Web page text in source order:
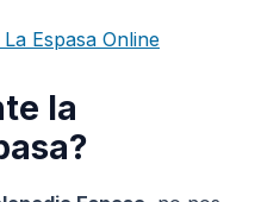
Espasa Online
la